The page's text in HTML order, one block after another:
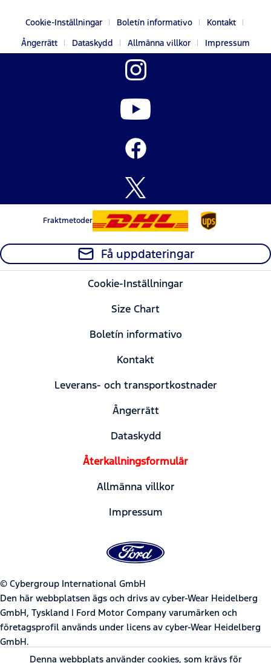
Cookie-Inställningar Boletín informativo
Kontakt
Ångerrätt
Dataskydd Allmänna villkor Impressum
Fraktmetoder
Få uppdateringar
Cookie-Inställningar
Size Chart
Boletín informativo
Kontakt
Leverans- och transportkostnader
Ångerrätt
Dataskydd
Återkallningsformulär
Allmänna villkor
Impressum
© Cybergroup International GmbH
Den här webbplatsen ägs och drivs av cyber-Wear Heidelberg
GmbH, Tyskland | Ford Motor Company varumärken och
företagsprofil används under licens av cyber-Wear Heidelberg
GmbH.
Denna webbplats använder cookies, som krävs för